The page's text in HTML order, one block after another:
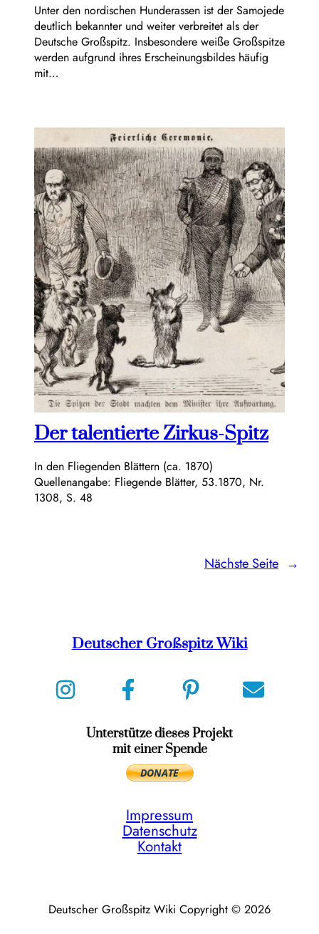
Unter den nordischen Hunderassen ist der Samojede
deutlich bekannter und weiter verbreitet als der
Deutsche Großspitz. Insbesondere weiße Großspitze
werden aufgrund ihres Erscheinungsbildes häufig
mit…
Der talentierte Zirkus-Spitz
In den Fliegenden Blättern (ca. 1870)
Quellenangabe: Fliegende Blätter, 53.1870, Nr.
1308, S. 48
Nächste Seite →
Deutscher Großspitz Wiki
Unterstütze dieses Projekt
mit einer Spende
Impressum
Datenschutz
Kontakt
Deutscher Großspitz Wiki Copyright © 2026